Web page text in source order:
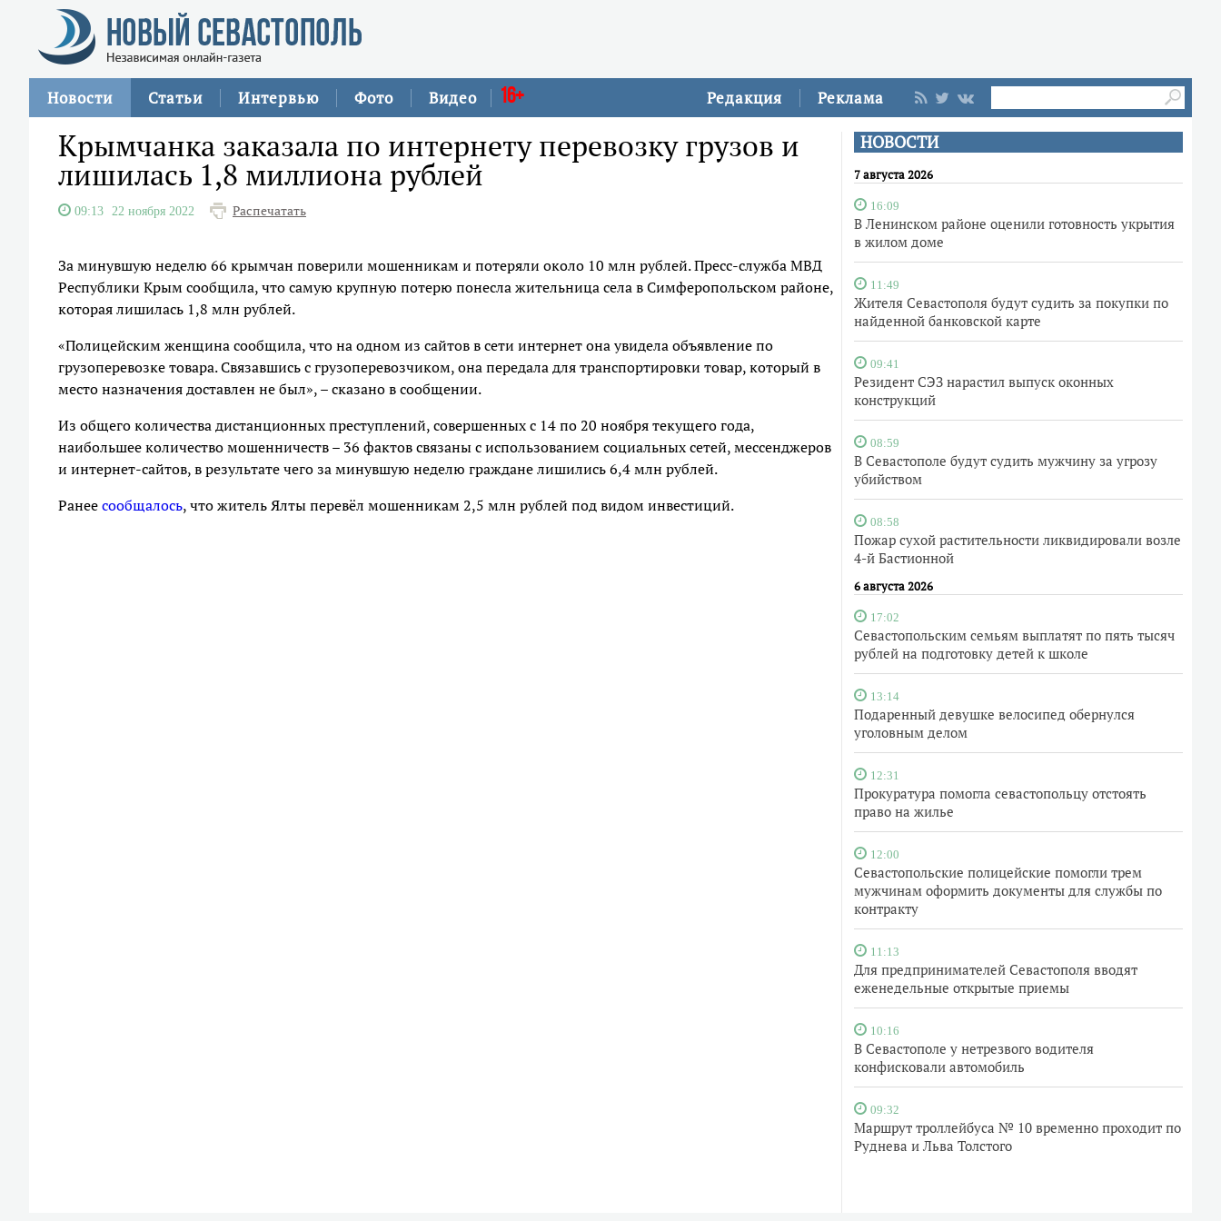
Редакция Реклама
Новости Статьи Интервью Фото Видео 16+
НОВОСТИ
7 августа 2026
16:09
В Ленинском районе оценили готовность укрытия
в жилом доме
11:49
Жителя Севастополя будут судить за покупки по
найденной банковской карте
09:41
Резидент СЭЗ нарастил выпуск оконных
конструкций
08:59
В Севастополе будут судить мужчину за угрозу
убийством
08:58
Пожар сухой растительности ликвидировали возле
4-й Бастионной
6 августа 2026
17:02
Севастопольским семьям выплатят по пять тысяч
рублей на подготовку детей к школе
13:14
Подаренный девушке велосипед обернулся
уголовным делом
12:31
Прокуратура помогла севастопольцу отстоять
право на жилье
12:00
Севастопольские полицейские помогли трем
мужчинам оформить документы для службы по
контракту
11:13
Для предпринимателей Севастополя вводят
еженедельные открытые приемы
10:16
В Севастополе у нетрезвого водителя
конфисковали автомобиль
09:32
Маршрут троллейбуса № 10 временно проходит по
Руднева и Льва Толстого
Крымчанка заказала по интернету перевозку грузов и
лишилась 1,8 миллиона рублей
09:13 22 ноября 2022 Распечатать
За минувшую неделю 66 крымчан поверили мошенникам и потеряли около 10 млн рублей. Пресс-служба МВД
Республики Крым сообщила, что самую крупную потерю понесла жительница села в Симферопольском районе,
которая лишилась 1,8 млн рублей.
«Полицейским женщина сообщила, что на одном из сайтов в сети интернет она увидела объявление по
грузоперевозке товара. Связавшись с грузоперевозчиком, она передала для транспортировки товар, который в
место назначения доставлен не был», – сказано в сообщении.
Из общего количества дистанционных преступлений, совершенных с 14 по 20 ноября текущего года,
наибольшее количество мошенничеств – 36 фактов связаны с использованием социальных сетей, мессенджеров
и интернет-сайтов, в результате чего за минувшую неделю граждане лишились 6,4 млн рублей.
Ранеесообщалось, что житель Ялты перевёл мошенникам 2,5 млн рублей под видом инвестиций.